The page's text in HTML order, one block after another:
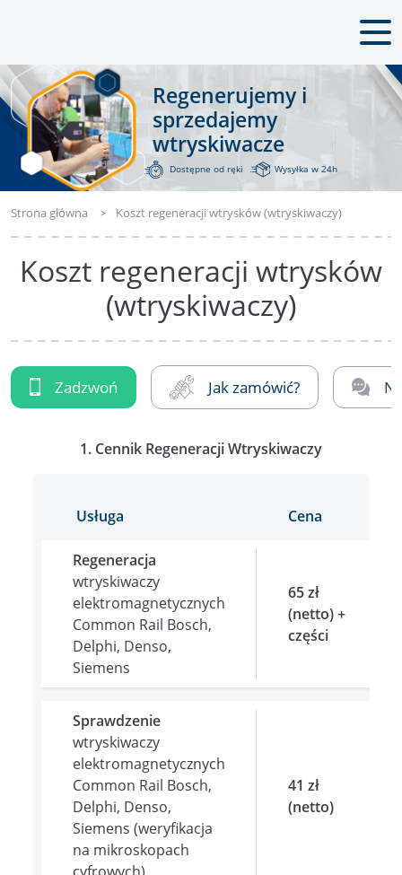
Regenerujemy i
sprzedajemy
wtryskiwacze
Dostępne od ręki Wysyłka w 24h
Strona główna Koszt regeneracji wtrysków (wtryskiwaczy)
Koszt regeneracji wtrysków
(wtryskiwaczy)
Zadzwoń Jak zamówić?
1. Cennik Regeneracji Wtryskiwaczy
Usługa Cena
Regeneracja
wtryskiwaczy
elektromagnetycznych
Common Rail Bosch,
Delphi, Denso,
Siemens
65 zł
(netto)+
części
Sprawdzenie
wtryskiwaczy
elektromagnetycznych
Common Rail Bosch,
Delphi, Denso,
Siemens (weryfikacja
na mikroskopach
cyfrowych)
41 zł
(netto)